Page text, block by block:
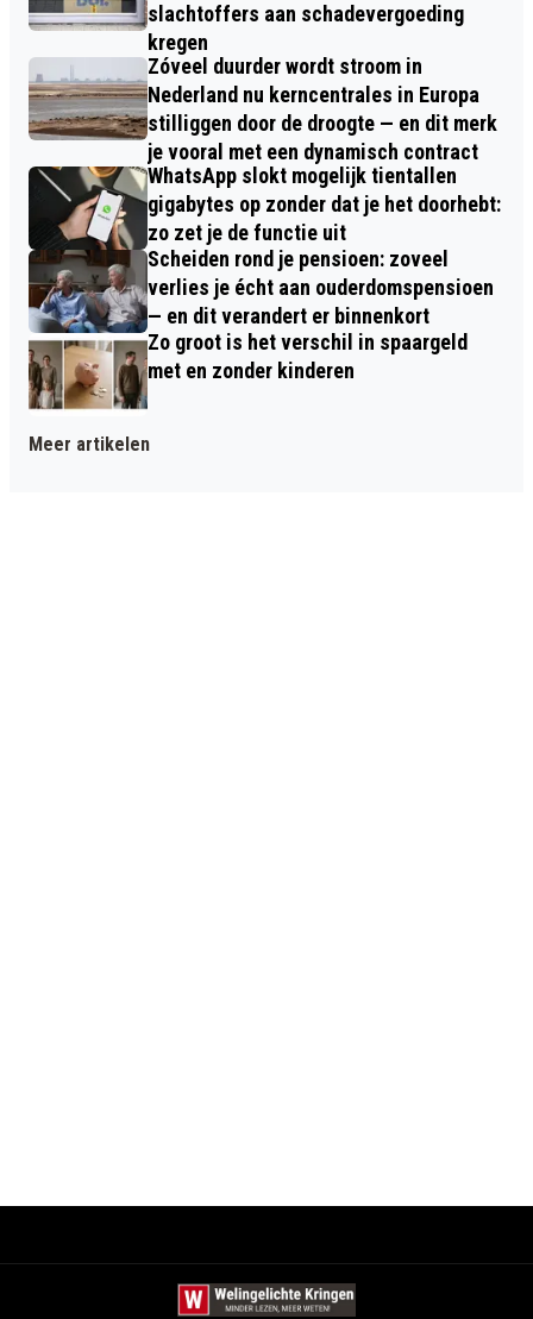
slachtoffers aan schadevergoeding
kregen
Zóveel duurder wordt stroom in
Nederland nu kerncentrales in Europa
stilliggen door de droogte — en dit merk
je vooral met een dynamisch contract
WhatsApp slokt mogelijk tientallen
gigabytes op zonder dat je het doorhebt:
zo zet je de functie uit
Scheiden rond je pensioen: zoveel
verlies je écht aan ouderdomspensioen
— en dit verandert er binnenkort
Zo groot is het verschil in spaargeld
met en zonder kinderen
Meer artikelen